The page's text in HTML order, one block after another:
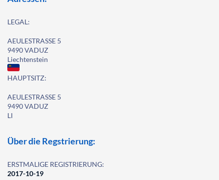
LEGAL:
AEULESTRASSE 5
9490 VADUZ
Liechtenstein
HAUPTSITZ:
AEULESTRASSE 5
9490 VADUZ
LI
Über die Regstrierung:
ERSTMALIGE REGISTRIERUNG:
2017-10-19